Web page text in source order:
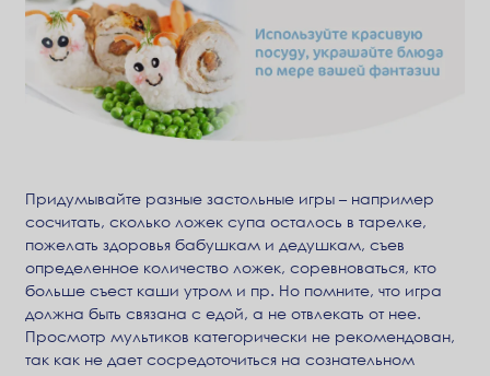
Придумывайте разные застольные игры – например
сосчитать, сколько ложек супа осталось в тарелке,
пожелать здоровья бабушкам и дедушкам, съев
определенное количество ложек, соревноваться, кто
больше съест каши утром и пр. Но помните, что игра
должна быть связана с едой, а не отвлекать от нее.
Просмотр мультиков категорически не рекомендован,
так как не дает сосредоточиться на сознательном